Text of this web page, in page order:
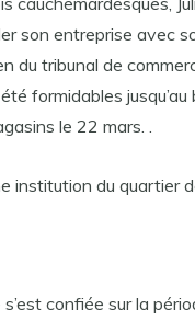
son entreprise avec
du tribunal de
formidables jusqu’au
le 22 mars. .
institution du quartier
s’est confiée sur la